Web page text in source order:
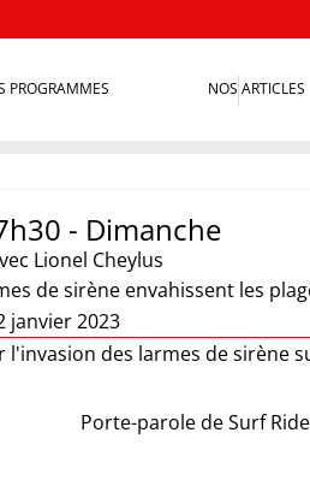
PROGRAMMES NOS ARTICLES
- Dimanche
Lionel Cheylus
de sirène envahissent les
janvier 2023
l'invasion des larmes de sirène
Porte-parole de Surf